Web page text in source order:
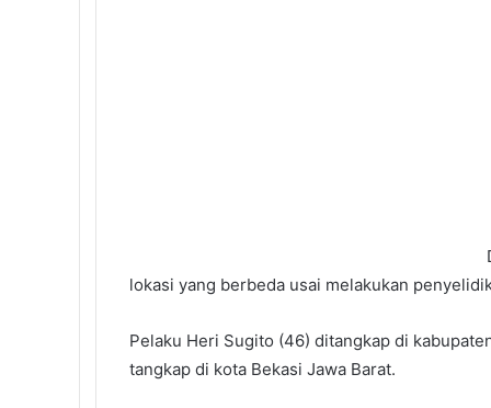
lokasi yang berbeda usai melakukan
Pelaku Heri Sugito (46) ditangkap di
tangkap di kota Bekasi Jawa Barat.